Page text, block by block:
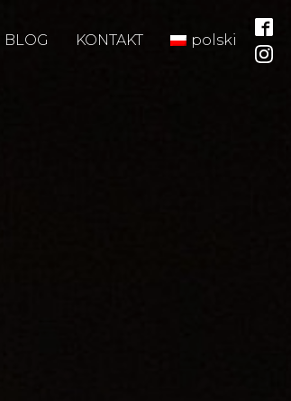
BLOG KONTAKT polski